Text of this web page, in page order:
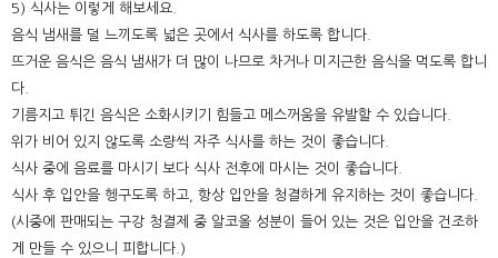
5) 식사는 이렇게 해보세요.
음식 냄새를 덜 느끼도록 넓은 곳에서 식사를 하도록 합니다.
뜨거운 음식은 음식 냄새가 더 많이 나므로 차거나 미지근한 음식을 먹도록 합니
다.
기름지고 튀긴 음식은 소화시키기 힘들고 메스꺼움을 유발할 수 있습니다.
위가 비어 있지 않도록 소량씩 자주 식사를 하는 것이 좋습니다.
식사 중에 음료를 마시기 보다 식사 전후에 마시는 것이 좋습니다.
식사 후 입안을 헹구도록 하고, 항상 입안을 청결하게 유지하는 것이 좋습니다.
(시중에 판매되는 구강 청결제 중 알코올 성분이 들어 있는 것은 입안을 건조하
게 만들 수 있으니 피합니다.)